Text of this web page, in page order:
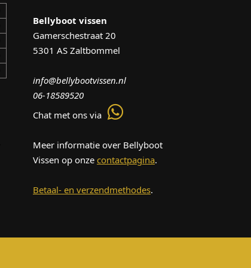
Bellyboot vissen
Gamerschestraat 20
5301 AS Zaltbommel
info@bellybootvissen.nl
06-18589520
Chat met ons via
Meer informatie over Bellyboot
Vissen op onze contactpagina.
Betaal- en verzendmethodes.